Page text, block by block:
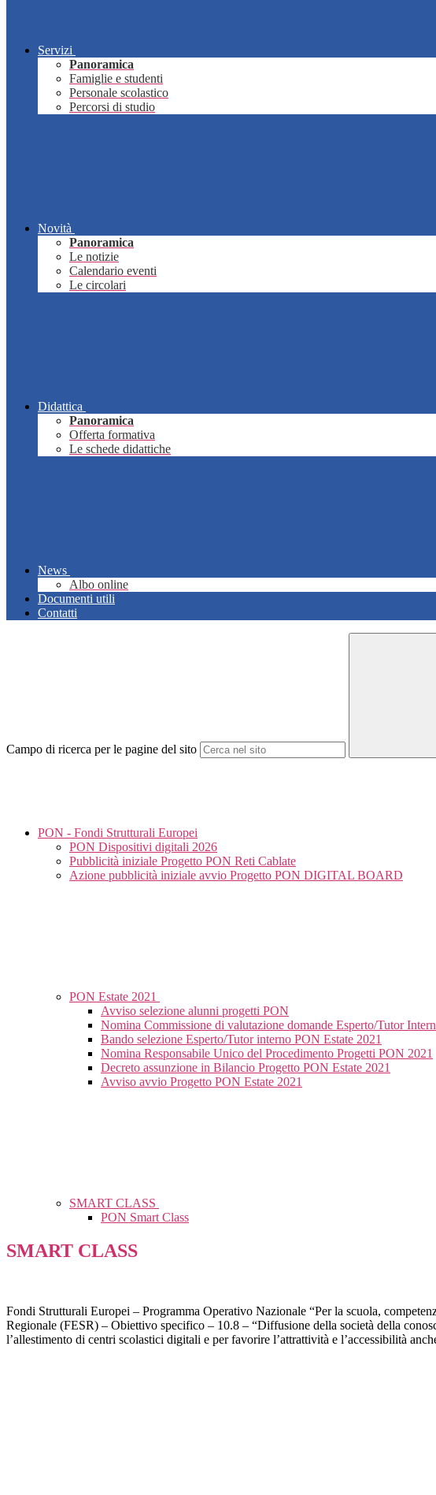
Servizi
Panoramica
Famiglie e studenti
Personale scolastico
Percorsi di studio
Novità
Panoramica
Le notizie
Calendario eventi
Le circolari
Didattica
Panoramica
Offerta formativa
Le schede didattiche
News
Albo online
Documenti utili
Contatti
Campo di ricerca per le pagine del sito
PON - Fondi Strutturali Europei
PON Dispositivi digitali 2026
Pubblicità iniziale Progetto PON Reti Cablate
Azione pubblicità iniziale avvio Progetto PON DIGITAL BOARD
PON Estate 2021
Avviso selezione alunni progetti PON
Nomina Commissione di valutazione domande Esperto/Tutor
Bando selezione Esperto/Tutor interno PON Estate 2021
Nomina Responsabile Unico del Procedimento Progetti PON 2021
Decreto assunzione in Bilancio Progetto PON Estate 2021
Avviso avvio Progetto PON Estate 2021
SMART CLASS
PON Smart Class
SMART CLASS
Fondi Strutturali Europei – Programma Operativo Nazionale “Per la scuola,
Regionale (FESR) – Obiettivo specifico – 10.8 – “Diffusione della società della
l’allestimento di centri scolastici digitali e per favorire l’attrattività e l’accessibilità